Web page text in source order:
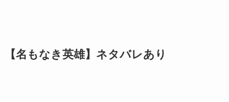
【名もなき英雄】ネタバレあり